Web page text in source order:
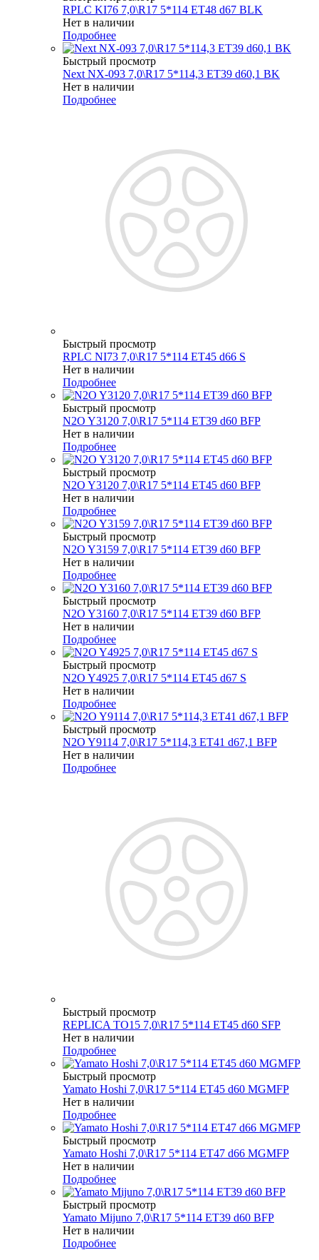
RPLC KI76 7,0\R17 5*114 ET48 d67 BLK
Нет в наличии
Подробнее
Быстрый просмотр
Next NX-093 7,0\R17 5*114,3 ET39 d60,1 BK
Нет в наличии
Подробнее
Быстрый просмотр
RPLC NI73 7,0\R17 5*114 ET45 d66 S
Нет в наличии
Подробнее
Быстрый просмотр
N2O Y3120 7,0\R17 5*114 ET39 d60 BFP
Нет в наличии
Подробнее
Быстрый просмотр
N2O Y3120 7,0\R17 5*114 ET45 d60 BFP
Нет в наличии
Подробнее
Быстрый просмотр
N2O Y3159 7,0\R17 5*114 ET39 d60 BFP
Нет в наличии
Подробнее
Быстрый просмотр
N2O Y3160 7,0\R17 5*114 ET39 d60 BFP
Нет в наличии
Подробнее
Быстрый просмотр
N2O Y4925 7,0\R17 5*114 ET45 d67 S
Нет в наличии
Подробнее
Быстрый просмотр
N2O Y9114 7,0\R17 5*114,3 ET41 d67,1 BFP
Нет в наличии
Подробнее
Быстрый просмотр
REPLICA TO15 7,0\R17 5*114 ET45 d60 SFP
Нет в наличии
Подробнее
Быстрый просмотр
Yamato Hoshi 7,0\R17 5*114 ET45 d60 MGMFP
Нет в наличии
Подробнее
Быстрый просмотр
Yamato Hoshi 7,0\R17 5*114 ET47 d66 MGMFP
Нет в наличии
Подробнее
Быстрый просмотр
Yamato Mijuno 7,0\R17 5*114 ET39 d60 BFP
Нет в наличии
Подробнее